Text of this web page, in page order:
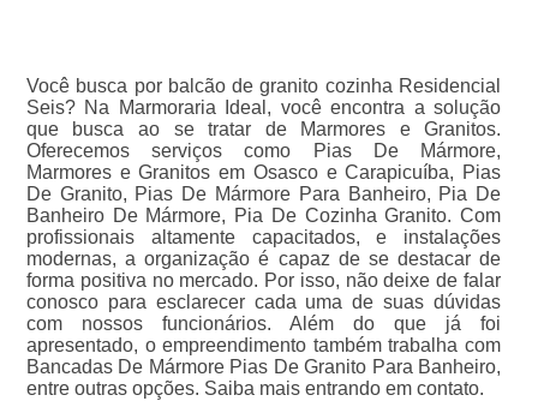
Você busca por balcão de granito cozinha Residencial
Seis? Na Marmoraria Ideal, você encontra a solução
que busca ao se tratar de Marmores e Granitos.
Oferecemos serviços como Pias De Mármore,
Marmores e Granitos em Osasco e Carapicuíba, Pias
De Granito, Pias De Mármore Para Banheiro, Pia De
Banheiro De Mármore, Pia De Cozinha Granito. Com
profissionais altamente capacitados, e instalações
modernas, a organização é capaz de se destacar de
forma positiva no mercado. Por isso, não deixe de falar
conosco para esclarecer cada uma de suas dúvidas
com nossos funcionários. Além do que já foi
apresentado, o empreendimento também trabalha com
Bancadas De Mármore Pias De Granito Para Banheiro,
entre outras opções. Saiba mais entrando em contato.